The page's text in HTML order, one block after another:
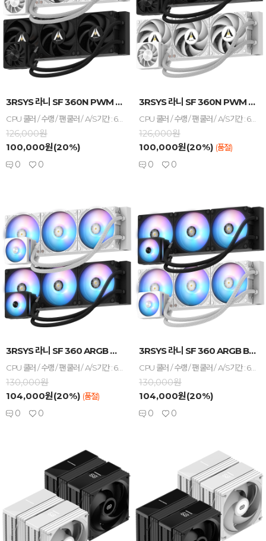
3RSYS 라니 SF 360N PWM WHITE (...
CPU 쿨러 / 수랭 / 팬 쿨러 / A/S기간 : 6년+누수보상 / [호환/크기] 인텔 소켓 : LGA1851 , LGA1700 , LGA1200 , LGA115x / AMD 소켓 : AM5 , AM4 / [수랭] 라디에이터 : 3열 / 라디에이터 길이 : 397mm / 라디에이터 두께 : 27mm / 호스 길이 : 400mm / [쿨링팬] 팬 크기 : 120mm / 팬 개수 : 3개 / 28T / 3-4핀 / 베어링 : 볼 / 2350 RPM / 최대 풍량 : 84.5 CFM / 풍압(정압) : 4.8mmH₂O / 최대 팬소음 : 30.5dBA / 작동전압 : 팬 12V , LED 5V / [부가기능] LED 라이트 / PWM 지원 / 데이지체인 / non-LED / [구성품/기타] 구성품 : 써멀컴파운드 / 써멀유형 : 주사기형 / 열전도율 : 15.6W/(m·K)
126,000원
100,000원(20%)
0
0
3RSYS 라니 SF 360N PWM BLACK (...
CPU 쿨러 / 수랭 / 팬 쿨러 / A/S기간 : 6년+누수보상 / [호환/크기] 인텔 소켓 : LGA1851 , LGA1700 , LGA1200 , LGA115x / AMD 소켓 : AM5 , AM4 / [수랭] 라디에이터 : 3열 / 라디에이터 길이 : 397mm / 라디에이터 두께 : 27mm / 호스 길이 : 400mm / [쿨링팬] 팬 크기 : 120mm / 팬 개수 : 3개 / 28T / 3-4핀 / 베어링 : 볼 / 2350 RPM / 최대 풍량 : 84.5 CFM / 풍압(정압) : 4.8mmH₂O / 최대 팬소음 : 30.5dBA / 작동전압 : 팬 12V , LED 5V / [부가기능] LED 라이트 / PWM 지원 / 데이지체인 / non-LED / [구성품/기타] 구성품 : 써멀컴파운드 / 써멀유형 : 주사기형 / 열전도율 : 15.6W/(m·K)
126,000원
100,000원(20%) (품절)
0 0
3RSYS 라니 SF 360 ARGB WHITE (...
CPU 쿨러 / 수랭 / 팬 쿨러 / A/S기간 : 6년+누수보상 / [호환/크기] 인텔 소켓 : LGA1851 , LGA1700 , LGA1200 , LGA115x / AMD 소켓 : AM5 , AM4 / [수랭] 라디에이터 : 3열 / 라디에이터 길이 : 397mm / 라디에이터 두께 : 27mm / 호스 길이 : 400mm / [쿨링팬] 팬 크기 : 120mm / 팬 개수 : 3개 / 28T / 3-4핀 / 베어링 : 볼 / 2350 RPM / 최대 풍량 : 84.5 CFM / 풍압(정압) : 4.8mmH₂O / 최대 팬소음 : 30.5dBA / 작동전압 : 팬 12V , LED 5V / [부가기능] LED 라이트 / PWM 지원 / 데이지체인 / RGB / LED시스템 : AURA SYNC , MYSTIC LIGHT , RGB FUSION , POLYCHROME / [구성품/기타] 구성품 : 써멀컴파운드 / 써멀유형 : 주사기형 / 열전도율 : 15.6W/(m·K)
130,000원
104,000원(20%) (품절)
0 0
3RSYS 라니 SF 360 ARGB BLACK (...
CPU 쿨러 / 수랭 / 팬 쿨러 / A/S기간 : 6년+누수보상 / [호환/크기] 인텔 소켓 : LGA1851 , LGA1700 , LGA1200 , LGA115x / AMD 소켓 : AM5 , AM4 / [수랭] 라디에이터 : 3열 / 라디에이터 길이 : 397mm / 라디에이터 두께 : 27mm / 호스 길이 : 400mm / [쿨링팬] 팬 크기 : 120mm / 팬 개수 : 3개 / 28T / 3-4핀 / 베어링 : 볼 / 2350 RPM / 최대 풍량 : 84.5 CFM / 풍압(정압) : 4.8mmH₂O / 최대 팬소음 : 30.5dBA / 작동전압 : 팬 12V , LED 5V / [부가기능] LED 라이트 / PWM 지원 / 데이지체인 / RGB / LED시스템 : AURA SYNC , MYSTIC LIGHT , RGB FUSION , POLYCHROME / [구성품/기타] 구성품 : 써멀컴파운드 / 써멀유형 : 주사기형 / 열전도율 : 15.6W/(m·K)
130,000원
104,000원(20%)
0
0